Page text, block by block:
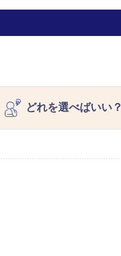
どれを選べばいい？